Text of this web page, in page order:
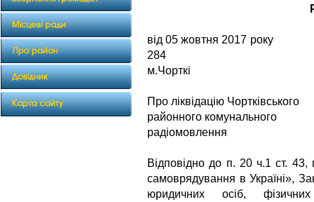
від 05
284
м.Чорткі
Про ліквідацію Чортківського
районного комунального
радіомовлення
Відповідно до п. 20 ч.1 ст.
самоврядування в Україні»,
юридичних осіб,